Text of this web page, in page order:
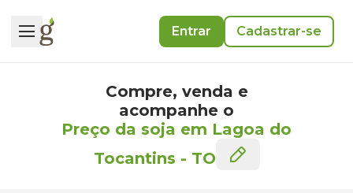
Entrar Cadastrar-se
Compre, venda e
acompanhe o
Preço da soja em Lagoa do
Tocantins - TO